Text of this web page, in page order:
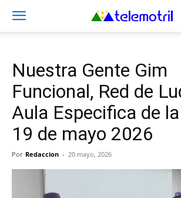
Nuestra Gente Gim
Funcional, Red de
Aula Especifica de
19 de mayo 2026
Por Redaccion - 20 mayo, 2026